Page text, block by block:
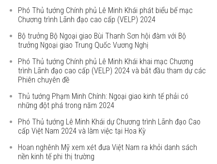
Phó Thủ tướng Chính phủ Lê Minh Khái phát biểu bế mạc
Chương trình Lãnh đạo cao cấp (VELP) 2024
Bộ trưởng Bộ Ngoại giao Bùi Thanh Sơn hội đàm với Bộ
trưởng Ngoại giao Trung Quốc Vương Nghị
Phó Thủ tướng Chính phủ Lê Minh Khái khai mạc Chương
trình Lãnh đạo cao cấp (VELP) 2024 và bắt đầu tham dự các
Phiên chuyên đề
Thủ tướng Phạm Minh Chính: Ngoại giao kinh tế phải có
những đột phá trong năm 2024
Phó Thủ tướng Lê Minh Khái dự Chương trình Lãnh đạo Cao
cấp Việt Nam 2024 và làm việc tại Hoa Kỳ
Hoan nghênh Mỹ xem xét đưa Việt Nam ra khỏi danh sách
nền kinh tế phi thị trường